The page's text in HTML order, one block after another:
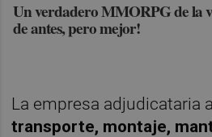
Un verdadero MMORPG de la
de antes, pero mejor!
La empresa adjudicataria
transporte, montaje,